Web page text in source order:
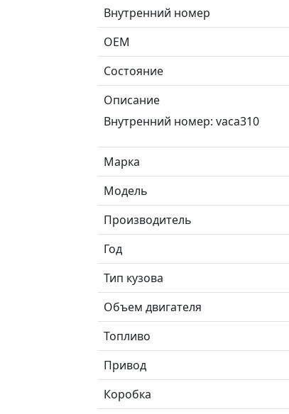
Внутренний номер
ОЕМ
Состояние
Описание
Внутренний номер: vaca310
Марка
Модель
Производитель
Год
Тип кузова
Объем двигателя
Топливо
Привод
Коробка